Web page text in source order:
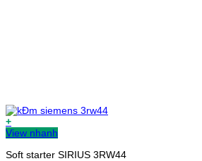
+
View nhanh
Soft starter SIRIUS 3RW44